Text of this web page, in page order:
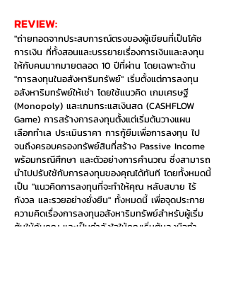
REVIEW:
"ถ่ายทอดจากประสบการณ์ตรงของผู้เขียนที่เป็นโค้ช
การเงิน ที่ทั้งสอนและบรรยายเรื่องการเงินและลงทุน
ให้กับคนมากมายตลอด 10 ปีที่ผ่าน โดยเฉพาะด้าน
"การลงทุนในอสังหาริมทรัพย์" เริ่มตั้งแต่การลงทุน
อสังหาริมทรัพย์ให้เช่า โดยใช้แนวคิด เกมเศรษฐี
(Monopoly) และเกมกระแสเงินสด (CASHFLOW
Game) การสร้างการลงทุนตั้งแต่เริ่มต้นวางแผน
เลือกทำเล ประเมินราคา การกู้ยืมเพื่อการลงทุน ไป
จนถึงครอบครองทรัพย์สินที่สร้าง Passive Income
พร้อมกรณีศึกษา และตัวอย่างการคำนวณ ซึ่งสามารถ
นำไปปรับใช้กับการลงทุนของคุณได้ทันที โดยทั้งหมดนี้
เป็น "แนวคิดการลงทุนที่จะทำให้คุณ หลับสบาย ไร้
กังวล และรวยอย่างยั่งยืน" ทั้งหมดนี้ เพื่อจุดประกาย
ความคิดเรื่องการลงทุนอสังหาริมทรัพย์สำหรับผู้เริ่ม
ต้นให้กับคุณ และเป็นกำลังใจให้คุณเริ่มต้นลงมือทำ